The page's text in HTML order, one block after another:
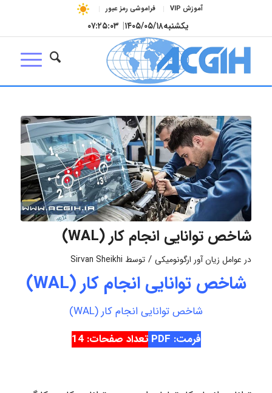
آموزش VIP فراموشی رمز عبور
یکشنبه۱۴۰۵/۰۵/۱۸| ۰۷:۲۵:۰۴
شاخص توانایی انجام کار (WAL)
در عوامل زیان آور ارگونومیکی / توسط Sirvan Sheikhi
شاخص توانایی انجام کار (WAL)
شاخص توانایی انجام کار (WAL)
فرمت: PDF
تعداد صفحات: 14